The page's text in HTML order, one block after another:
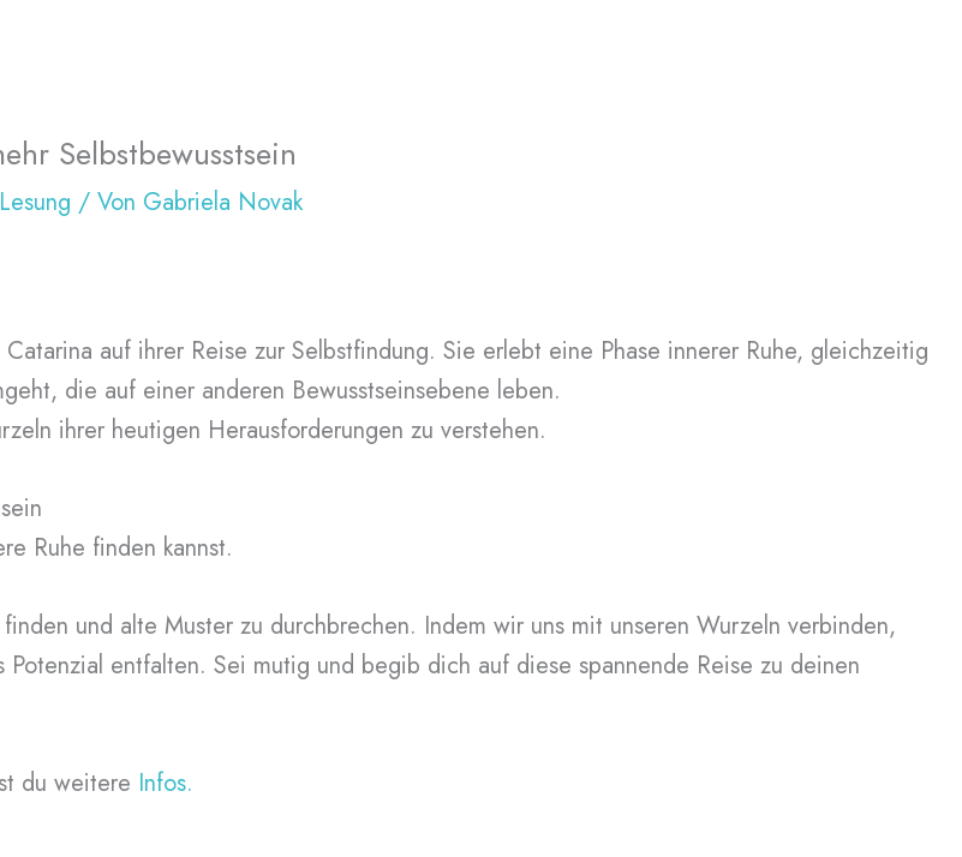
Selbstbewusstsein
/ Von Gabriela Novak
auf ihrer Reise zur Selbstfindung. Sie erlebt eine Phase innerer Ruhe, gleichzeitig
die auf einer anderen Bewusstseinsebene leben.
ihrer heutigen Herausforderungen zu verstehen.
Ruhe finden kannst.
und alte Muster zu durchbrechen. Indem wir uns mit unseren Wurzeln verbinden,
entfalten. Sei mutig und begib dich auf diese spannende Reise zu deinen
du weitere Infos.